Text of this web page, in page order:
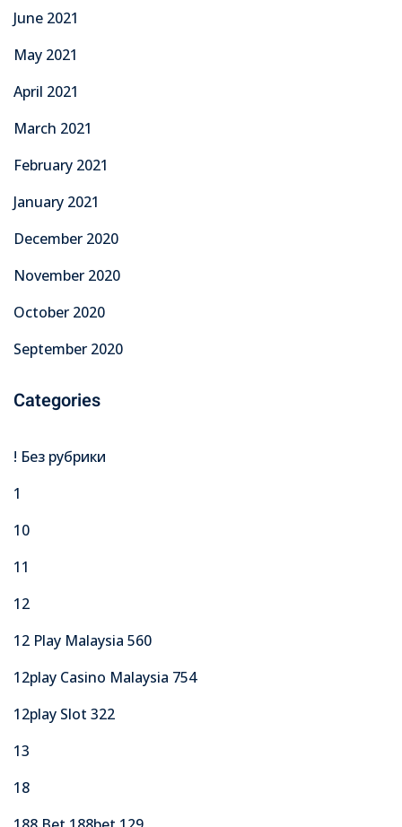
June 2021
May 2021
April 2021
March 2021
February 2021
January 2021
December 2020
November 2020
October 2020
September 2020
Categories
! Без рубрики
1
10
11
12
12 Play Malaysia 560
12play Casino Malaysia 754
12play Slot 322
13
18